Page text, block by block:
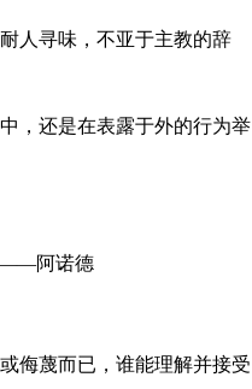
人寻味，不亚于主教的辞
，还是在表露于外的行为举
——阿诺德
侮蔑而已，谁能理解并接受